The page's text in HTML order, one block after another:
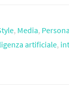
, Media,
artificiale,